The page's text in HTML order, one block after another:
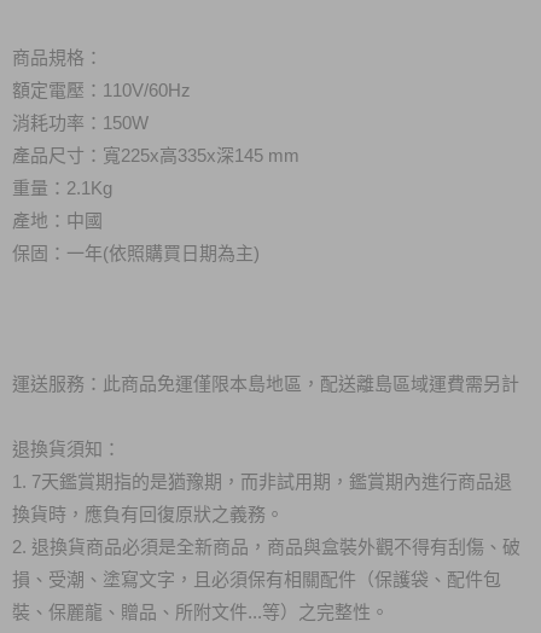
商品規格：
額定電壓：110V/60Hz
消耗功率：150W
產品尺寸：寬225x高335x深145 mm
重量：2.1Kg
產地：中國
保固：一年(依照購買日期為主)
運送服務：此商品免運僅限本島地區，配送離島區域運費需另計
退換貨須知：
1. 7天鑑賞期指的是猶豫期，而非試用期，鑑賞期內進行商品退
換貨時，應負有回復原狀之義務。
2. 退換貨商品必須是全新商品，商品與盒裝外觀不得有刮傷、破
損、受潮、塗寫文字，且必須保有相關配件（保護袋、配件包
裝、保麗龍、贈品、所附文件...等）之完整性。